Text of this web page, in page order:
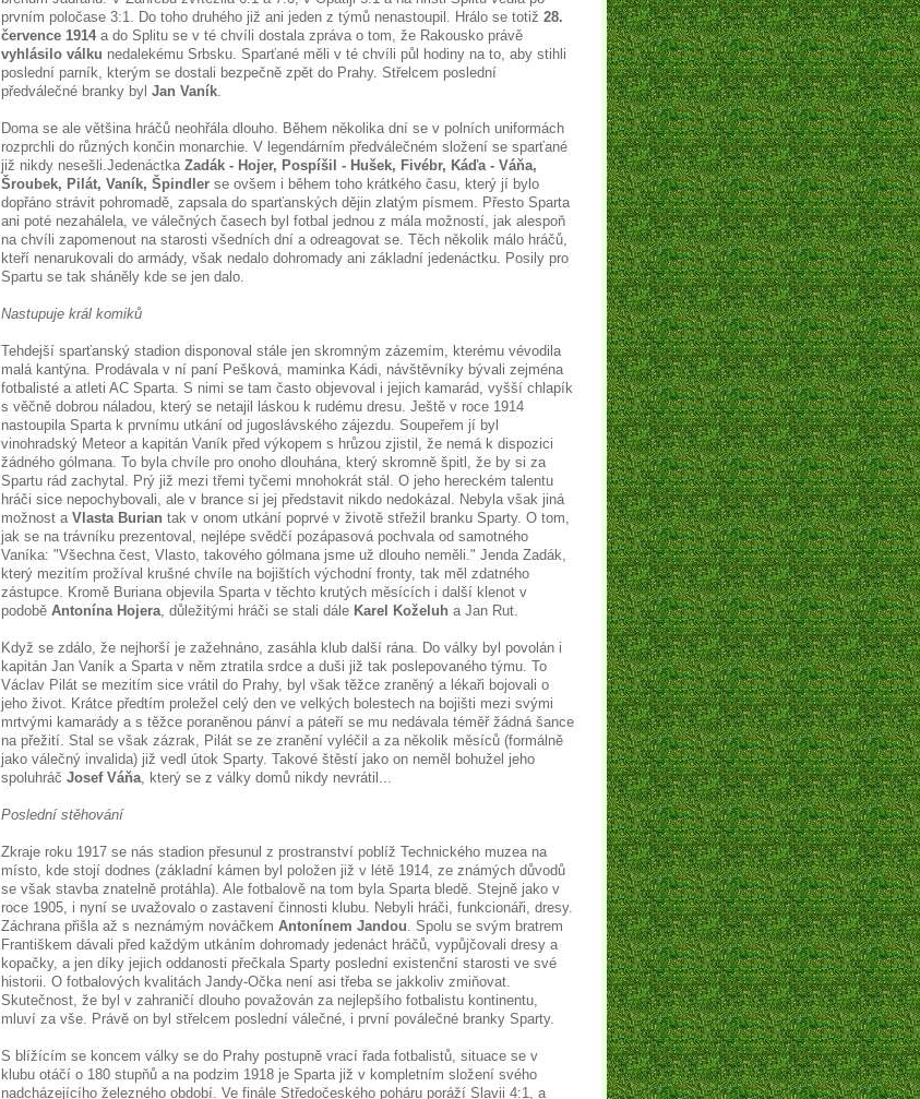
prvním poločase 3:1. Do toho druhého již ani jeden z týmů nenastoupil. Hrálo se totiž 28.
července 1914a do Splitu se v té chvíli dostala zpráva o tom, že Rakousko právě
vyhlásilo válku nedalekému Srbsku. Sparťané měli v té chvíli půl hodiny na to, aby stihli
poslední parník, kterým se dostali bezpečně zpět do Prahy. Střelcem poslední
předválečné branky byl Jan Vaník
Doma se ale většina hráčů neohřála dlouho. Během několika dní se v polních uniformách
rozprchli do různých končin monarchie. V legendárním předválečném složení se sparťané
již nikdy nesešli.Jedenáctka Zadák - Hojer, Pospíšil - Hušek, Fivébr, Káďa - Váňa,
Šroubek, Pilát, Vaník, Špindler se ovšem i během toho krátkého času, který jí bylo
dopřáno strávit pohromadě, zapsala do sparťanských dějin zlatým písmem. Přesto Sparta
ani poté nezahálela, ve válečných časech byl fotbal jednou z mála možností, jak alespoň
na chvíli zapomenout na starosti všedních dní a odreagovat se. Těch několik málo hráčů,
kteří nenarukovali do armády, však nedalo dohromady ani základní jedenáctku. Posily pro
Spartu se tak sháněly kde se jen dalo.
Nastupuje král komiků
Tehdejší sparťanský stadion disponoval stále jen skromným zázemím, kterému vévodila
malá kantýna. Prodávala v ní paní Pešková, maminka Kádi, návštěvníky bývali zejména
fotbalisté a atleti AC Sparta. S nimi se tam často objevoval i jejich kamarád, vyšší chlapík
s věčně dobrou náladou, který se netajil láskou k rudému dresu. Ještě v roce 1914
nastoupila Sparta k prvnímu utkání od jugoslávského zájezdu. Soupeřem jí byl
vinohradský Meteor a kapitán Vaník před výkopem s hrůzou zjistil, že nemá k dispozici
žádného gólmana. To byla chvíle pro onoho dlouhána, který skromně špitl, že by si za
Spartu rád zachytal. Prý již mezi třemi tyčemi mnohokrát stál. O jeho hereckém talentu
hráči sice nepochybovali, ale v brance si jej představit nikdo nedokázal. Nebyla však jiná
možnost a Vlasta Burian tak v onom utkání poprvé v životě střežil branku Sparty. O tom,
jak se na trávníku prezentoval, nejlépe svědčí pozápasová pochvala od samotného
Vaníka: "Všechna čest, Vlasto, takového gólmana jsme už dlouho neměli." Jenda Zadák,
který mezitím prožíval krušné chvíle na bojištích východní fronty, tak měl zdatného
zástupce. Kromě Buriana objevila Sparta v těchto krutých měsících i další klenot v
podobě Antonína Hojera , důležitými hráči se stali dále Karel Koželuh a Jan Rut.
Když se zdálo, že nejhorší je zažehnáno, zasáhla klub další rána. Do války byl povolán i
kapitán Jan Vaník a Sparta v něm ztratila srdce a duši již tak poslepovaného týmu. To
Václav Pilát se mezitím sice vrátil do Prahy, byl však těžce zraněný a lékaři bojovali o
jeho život. Krátce předtím proležel celý den ve velkých bolestech na bojišti mezi svými
mrtvými kamarády a s těžce poraněnou pánví a páteří se mu nedávala téměř žádná šance
na přežití. Stal se však zázrak, Pilát se ze zranění vyléčil a za několik měsíců (formálně
jako válečný invalida) již vedl útok Sparty. Takové štěstí jako on neměl bohužel jeho
spoluhráč Josef Váňa , který se z války domů nikdy nevrátil...
Poslední stěhování
Zkraje roku 1917 se nás stadion přesunul z prostranství poblíž Technického muzea na
místo, kde stojí dodnes (základní kámen byl položen již v létě 1914, ze známých důvodů
se však stavba znatelně protáhla). Ale fotbalově na tom byla Sparta bledě. Stejně jako v
roce 1905, i nyní se uvažovalo o zastavení činnosti klubu. Nebyli hráči, funkcionáři, dresy.
Záchrana přišla až s neznámým nováčkem Antonínem Jandou . Spolu se svým bratrem
Františkem dávali před každým utkáním dohromady jedenáct hráčů, vypůjčovali dresy a
kopačky, a jen díky jejich oddanosti přečkala Sparty poslední existenční starosti ve své
historii. O fotbalových kvalitách Jandy-Očka není asi třeba se jakkoliv zmiňovat.
Skutečnost, že byl v zahraničí dlouho považován za nejlepšího fotbalistu kontinentu,
mluví za vše. Právě on byl střelcem poslední válečné, i první poválečné branky Sparty.
S blížícím se koncem války se do Prahy postupně vrací řada fotbalistů, situace se v
klubu otáčí o 180 stupňů a na podzim 1918 je Sparta již v kompletním složení svého
nadcházejícího železného období. Ve finále Středočeského poháru poráží Slavii 4:1, a